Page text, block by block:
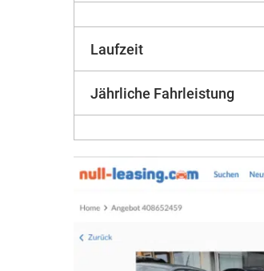
Laufzeit
Jährliche Fahrleistung